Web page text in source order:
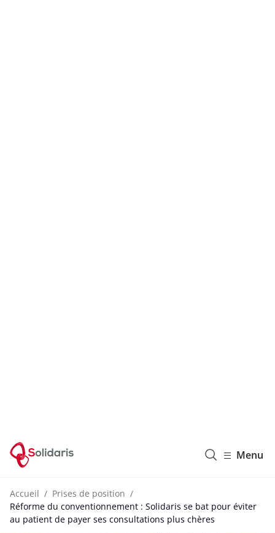
Menu
Accueil
Prises de position
Réforme du conventionnement : Solidaris se bat pour éviter
au patient de payer ses consultations plus chères